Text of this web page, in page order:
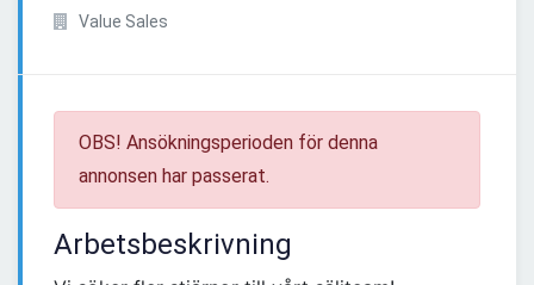
Value Sales
OBS! Ansökningsperioden för denna
annonsen har passerat.
Arbetsbeskrivning